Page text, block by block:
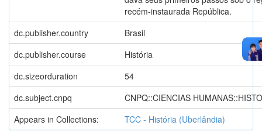
recém-instaurada República.
dc.publisher.country
Brasil
dc.publisher.course
História
dc.sizeorduration
54
dc.subject.cnpq
CNPQ::CIENCIAS
Appears in Collections:
TCC - História (Uberlândia)